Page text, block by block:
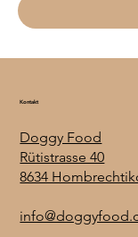
Kontakt
Doggy Food
Rütistrasse 40
8634